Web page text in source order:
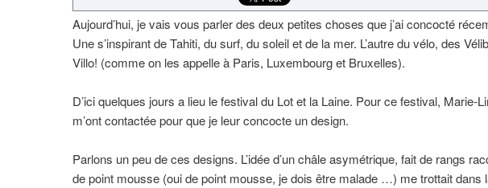
Aujourd’hui, je vais vous parler des deux petites choses que j’ai concocté
Une s’inspirant de Tahiti, du surf, du soleil et de la mer. L’autre du vélo, des
Villo! (comme on les appelle à Paris, Luxembourg et Bruxelles).
D’ici quelques jours a lieu le festival du Lot et la Laine. Pour ce festival, Marie-
m’ont contactée pour que je leur concocte un design.
Parlons un peu de ces designs. L’idée d’un châle asymétrique, fait de rangs
de point mousse (oui de point mousse, je dois être malade …) me trottait dans